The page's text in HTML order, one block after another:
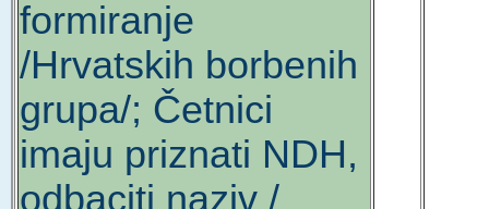
formiranje
/Hrvatskih borbenih
grupa/; Četnici
imaju priznati NDH,
odbaciti naziv /